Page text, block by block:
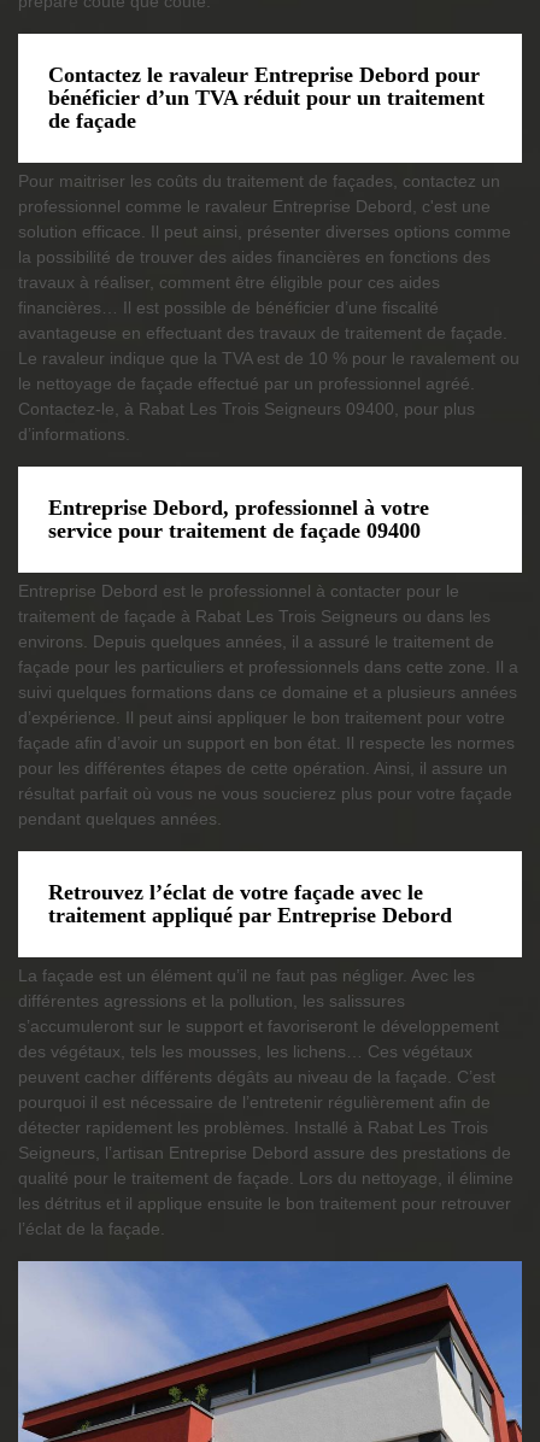
Contactez le ravaleur Entreprise Debord pour
bénéficier d’un TVA réduit pour un traitement
de façade
Pour maitriser les coûts du traitement de façades, contactez un
professionnel comme le ravaleur Entreprise Debord, c'est une
solution efficace. Il peut ainsi, présenter diverses options comme
la possibilité de trouver des aides financières en fonctions des
travaux à réaliser, comment être éligible pour ces aides
financières… Il est possible de bénéficier d’une fiscalité
avantageuse en effectuant des travaux de traitement de façade.
Le ravaleur indique que la TVA est de 10 % pour le ravalement ou
le nettoyage de façade effectué par un professionnel agréé.
Contactez-le, à Rabat Les Trois Seigneurs 09400, pour plus
d’informations.
Entreprise Debord, professionnel à votre
service pour traitement de façade 09400
Entreprise Debord est le professionnel à contacter pour le
traitement de façade à Rabat Les Trois Seigneurs ou dans les
environs. Depuis quelques années, il a assuré le traitement de
façade pour les particuliers et professionnels dans cette zone. Il a
suivi quelques formations dans ce domaine et a plusieurs années
d’expérience. Il peut ainsi appliquer le bon traitement pour votre
façade afin d’avoir un support en bon état. Il respecte les normes
pour les différentes étapes de cette opération. Ainsi, il assure un
résultat parfait où vous ne vous soucierez plus pour votre façade
pendant quelques années.
Retrouvez l’éclat de votre façade avec le
traitement appliqué par Entreprise Debord
La façade est un élément qu’il ne faut pas négliger. Avec les
différentes agressions et la pollution, les salissures
s’accumuleront sur le support et favoriseront le développement
des végétaux, tels les mousses, les lichens… Ces végétaux
peuvent cacher différents dégâts au niveau de la façade. C’est
pourquoi il est nécessaire de l’entretenir régulièrement afin de
détecter rapidement les problèmes. Installé à Rabat Les Trois
Seigneurs, l’artisan Entreprise Debord assure des prestations de
qualité pour le traitement de façade. Lors du nettoyage, il élimine
les détritus et il applique ensuite le bon traitement pour retrouver
l’éclat de la façade.